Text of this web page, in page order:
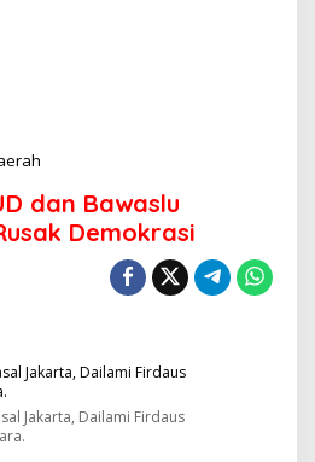
k
a
p
K
U
dan Bawaslu
Demokrasi
Jakarta, Dailami Firdaus